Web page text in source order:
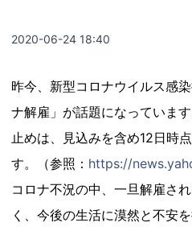
2020-06-24 18:40
昨今、新型コロナウイルス感
ナ解雇」が話題になっていま
止めは、見込みを含め12日時
す。（参照： https://
コロナ不況の中、一旦解雇さ
く、今後の生活に漠然と不安